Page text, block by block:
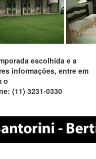
escolhida e a
informações, entre em
o
(11) 3231-0330